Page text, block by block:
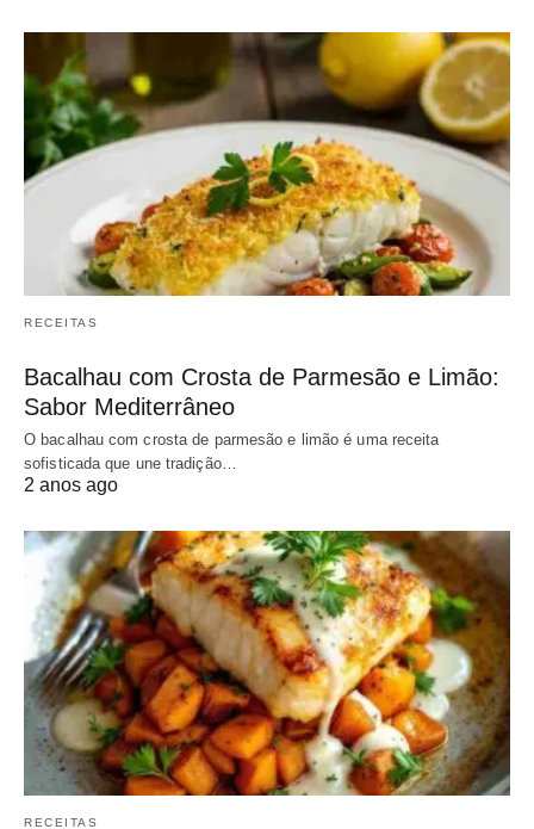
RECEITAS
Bacalhau com Crosta de Parmesão e Limão:
Sabor Mediterrâneo
O bacalhau com crosta de parmesão e limão é uma receita
sofisticada que une tradição…
2 anos ago
RECEITAS